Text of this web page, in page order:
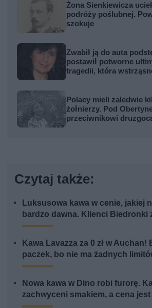
Żona Sienkiewicza
podróży poślubnej.
szokuje
Zwabił ją do auta
postawił potworne
tragedii, która
Polacy mieli zaledwie
żołnierzy. Pod
przeciwnikowi
Czytaj także:
Luksusowa kawa w cenie, jakiej
bardzo dawna. Klienci Biedronki
Kawa Lavazza za 0 zł w
paczek, bo nie ma żadnych
Nowa kawa w Dino robi furorę.
zachwyceni smakiem, a cena